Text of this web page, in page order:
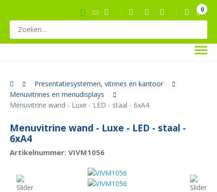
0
Presentatiesystemen, vitrines en kantoor
Menuvitrines en menudisplays
Menuvitrine wand - Luxe - LED - staal - 6xA4
Menuvitrine wand - Luxe - LED - staal -
6xA4
Artikelnummer: VIVM1056